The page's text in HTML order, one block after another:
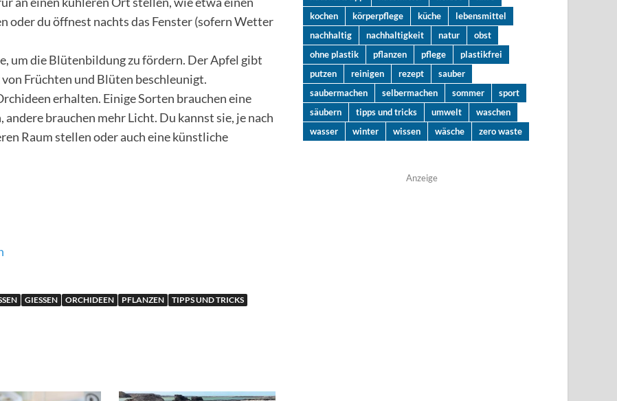
oder du öffnest nachts das Fenster (sofern Wetter
um die Blütenbildung zu fördern. Der Apfel gibt
Früchten und Blüten beschleunigt.
erhalten. Einige Sorten brauchen eine
brauchen mehr Licht. Du kannst sie, je nach
Raum stellen oder auch eine künstliche
GIESSEN ORCHIDEEN PFLANZEN
TIPPS UND TRICKS
kochen
körperpflege küche
lebensmittel
nachhaltig
nachhaltigkeit natur
obst
ohne plastik
pflanzen pflege
plastikfrei
putzen
reinigen rezept
sauber
saubermachen
selbermachen sommer
sport
säubern
tipps und tricks umwelt
waschen
wasser
winter wissen wäsche zero waste
Anzeige